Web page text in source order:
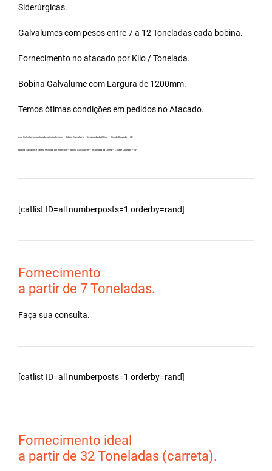
Siderúrgicas.
Galvalumes com pesos entre 7 a 12 Toneladas cada bobina.
Fornecimento no atacado por Kilo / Tonelada.
Bobina Galvalumecom Largura de 1200mm.
Temos ótimas condições em pedidos no Atacado.
Aço Galvalume no atacado, principalmente – Bobina Galvalume – Importada da China – Cidade Dourado – SP.
Bobina Galvalume carreta fechada, por exemplo – Bobina Galvalume – Importada da China – Cidade Dourado – SP.
[catlist ID=all numberposts=1 orderby=rand]
Fornecimento
a partir de 7 Toneladas.
Faça sua consulta.
[catlist ID=all numberposts=1 orderby=rand]
Fornecimento ideal
a partir de 32 Toneladas (carreta).